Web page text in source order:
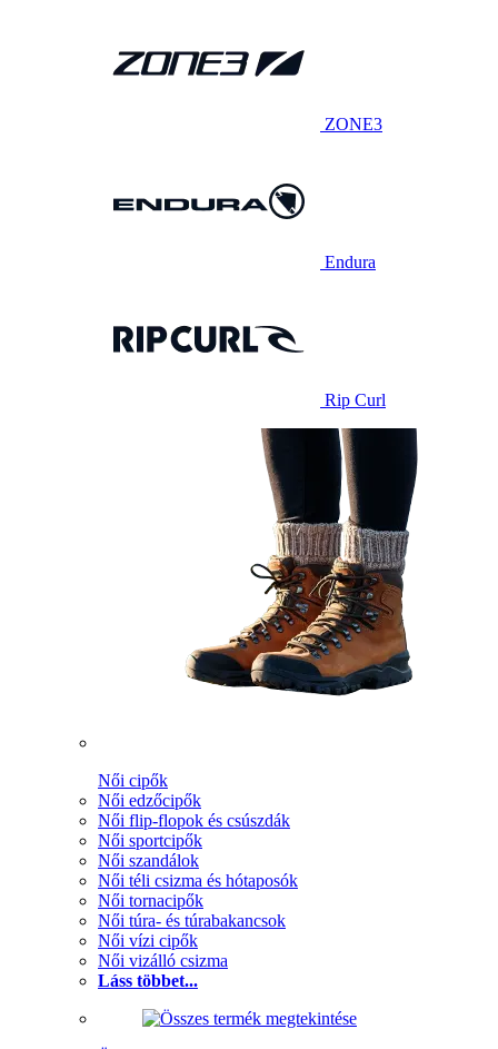
ZONE3
Endura
Rip Curl
Női cipők
Női edzőcipők
Női flip-flopok és csúszdák
Női sportcipők
Női szandálok
Női téli csizma és hótaposók
Női tornacipők
Női túra- és túrabakancsok
Női vízi cipők
Női vizálló csizma
Láss többet...